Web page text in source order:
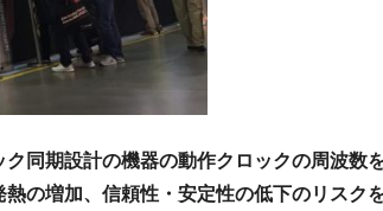
同期設計の機器の動作クロックの周波数
の増加、信頼性・安定性の低下のリスク